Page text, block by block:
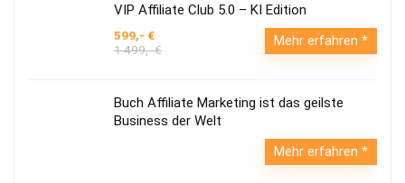
VIP Affiliate Club 5.0 – KI Edition
599,- €
1.499,- €
Mehr erfahren
Buch Affiliate Marketing ist das geilste
Business der Welt
Mehr erfahren